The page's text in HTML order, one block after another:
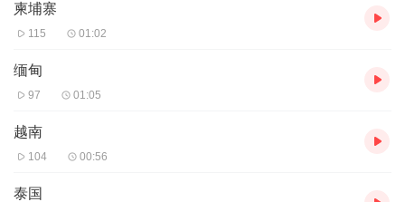
柬埔寨
115 01:02
缅甸
97 01:05
越南
104 00:56
泰国